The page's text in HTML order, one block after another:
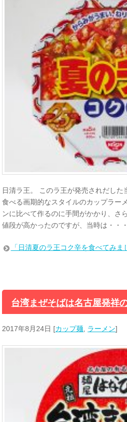
日清ラ王。 このラ王が発売されだした
食べる画期的なスタイルのカップラー
ンに比べて作るのに手間がかかり、さ
値段が高かったのですが、当時は・・・
「日清夏のラ王コク辛を食べてみ
台湾まぜそばは名古屋発祥
2017年8月24日 [カップ麺, ラーメン]